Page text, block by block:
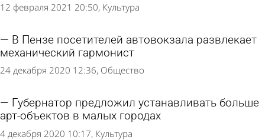
12 февраля 2021 20:50 Культура
В Пензе посетителей автовокзала развлекает
механический гармонист
24 декабря 2020 12:36 Общество
Губернатор предложил устанавливать больше
арт-объектов в малых городах
4 декабря 2020 10:17 Культура